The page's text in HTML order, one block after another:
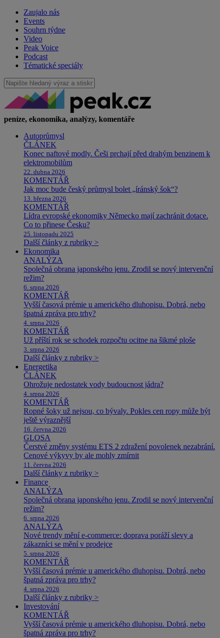
Zaujalo nás
Events
Souhrn týdne
Video
Peak Voice
Podcast
Tématické speciály
peníze, ekonomika, analýzy, komentáře
Autoprůmysl
ČLÁNEK
Konec naftové modly. Češi prchají před drahým benzinem k
elektromobilům
22. dubna 2026
KOMENTÁŘ
Jak moc bude český průmysl bolet „íránský šok“?
13. března 2026
KOMENTÁŘ
Lídra evropské ekonomiky Německo mají zachránit dotace.
Co to přinese Česku?
25. listopadu 2025
Další články z rubriky >
Ekonomika
ANALÝZA
Společná obrana japonského jenu. Zrodil se nový intervenční
režim?
6. srpna 2026
KOMENTÁŘ
Vyšší časová prémie u amerického dluhopisu. Dobrá, nebo
špatná zpráva pro trhy?
4. srpna 2026
KOMENTÁŘ
Už příští rok se schodek rozpočtu ocitne na šikmé ploše
3. srpna 2026
Další články z rubriky >
Energetika
ČLÁNEK
Ohrožuje nedostatek vody budoucnost jádra?
4. srpna 2026
KOMENTÁŘ
Ropné šoky už nejsou, co bývaly. Pokles cen ropy může být
ještě výraznější
16. června 2026
GLOSA
Čerstvé změny systému ETS 2 zdražení povolenek nezabrání.
Cenové výkyvy by ale mohly zmírnit
11. června 2026
Další články z rubriky >
Finance
ANALÝZA
Společná obrana japonského jenu. Zrodil se nový intervenční
režim?
6. srpna 2026
ANALÝZA
Nové trendy mění e-commerce: doprava poráží slevy a
zákazníci se mění v prodejce
5. srpna 2026
KOMENTÁŘ
Vyšší časová prémie u amerického dluhopisu. Dobrá, nebo
špatná zpráva pro trhy?
4. srpna 2026
Další články z rubriky >
Investování
KOMENTÁŘ
Vyšší časová prémie u amerického dluhopisu. Dobrá, nebo
špatná zpráva pro trhy?